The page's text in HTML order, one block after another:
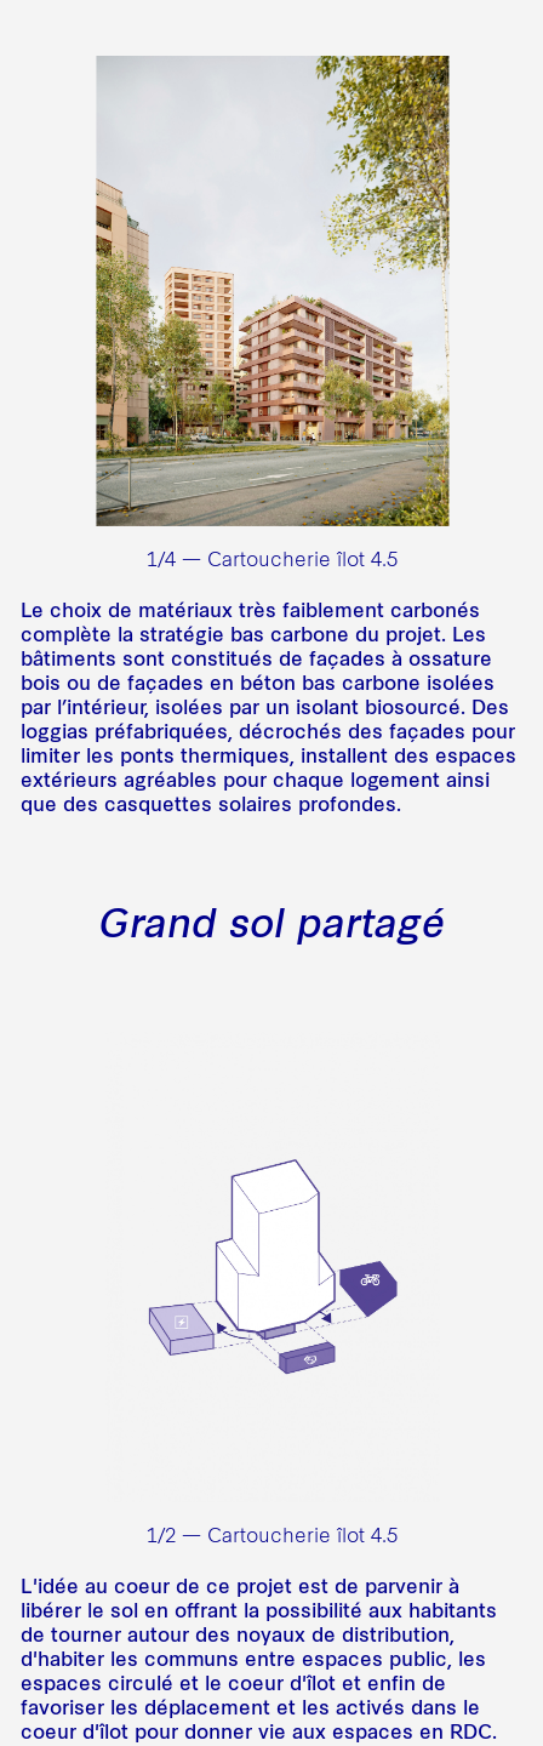
1/4 — Cartoucherie îlot 4.5
Le choix de matériaux très faiblement carbonés
complète la stratégie bas carbone du projet. Les
bâtiments sont constitués de façades à ossature
bois ou de façades en béton bas carbone isolées
par l’intérieur, isolées par un isolant biosourcé. Des
loggias préfabriquées, décrochés des façades pour
limiter les ponts thermiques, installent des espaces
extérieurs agréables pour chaque logement ainsi
que des casquettes solaires profondes.
Grand sol partagé
1/2 — Cartoucherie îlot 4.5
L'idée au coeur de ce projet est de parvenir à
libérer le sol en offrant la possibilité aux habitants
de tourner autour des noyaux de distribution,
d'habiter les communs entre espaces public, les
espaces circulé et le coeur d'îlot et enfin de
favoriser les déplacement et les activés dans le
coeur d'îlot pour donner vie aux espaces en RDC.